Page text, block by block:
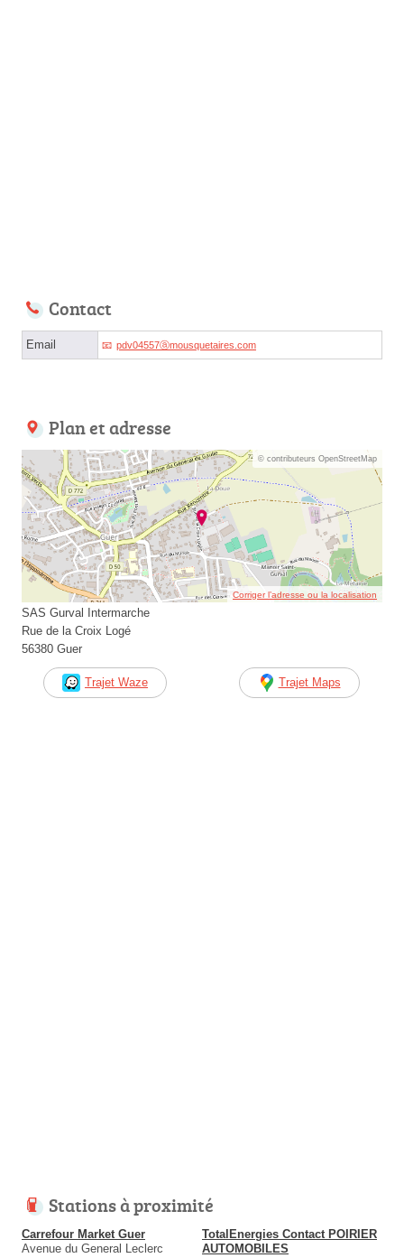
Contact
Email pdv04557ⓐmousquetaires.com
Plan et adresse
© contributeurs OpenStreetMap
Corriger l’adresse ou la localisation
SAS Gurval Intermarche
Rue de la Croix Logé
56380 Guer
Trajet Waze Trajet Maps
Stations à proximité
Carrefour Market Guer
Avenue du General Leclerc
TotalEnergies Contact POIRIER
AUTOMOBILES